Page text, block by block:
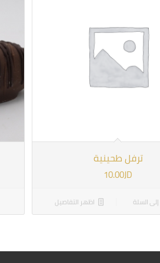
ترفل طحينية
10.00JD
السلة اظهر التفاصيل